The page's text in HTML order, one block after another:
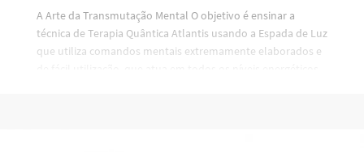
A Arte da Transmutação Mental O objetivo é ensinar a
técnica de Terapia Quântica Atlantis usando a Espada de Luz
que utiliza comandos mentais extremamente elaborados e